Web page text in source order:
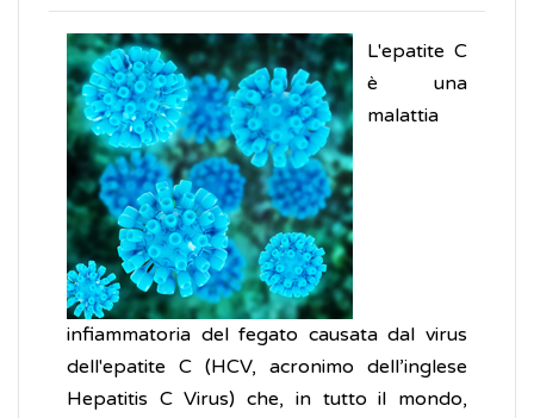
L'epatite C
è una
malattia
infiammatoria del fegato causata dal virus
dell'epatite C (HCV, acronimo dell’inglese
Hepatitis C Virus) che, in tutto il mondo,